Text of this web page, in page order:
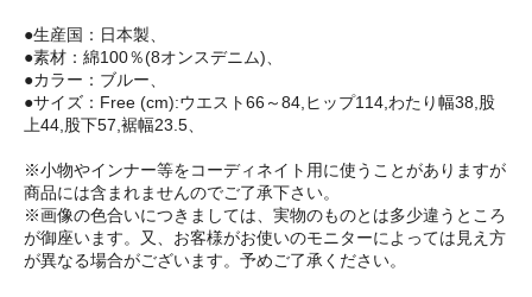
●生産国：日本製、
●素材：綿100％(8オンスデニム)、
●カラー：ブルー、
●サイズ：Free (cm):ウエスト66～84,ヒップ114,わたり幅38,股
上44,股下57,裾幅23.5、
※小物やインナー等をコーディネイト用に使うことがありますが
商品には含まれませんのでご了承下さい。
※画像の色合いにつきましては、実物のものとは多少違うところ
が御座います。又、お客様がお使いのモニターによっては見え方
が異なる場合がございます。予めご了承ください。